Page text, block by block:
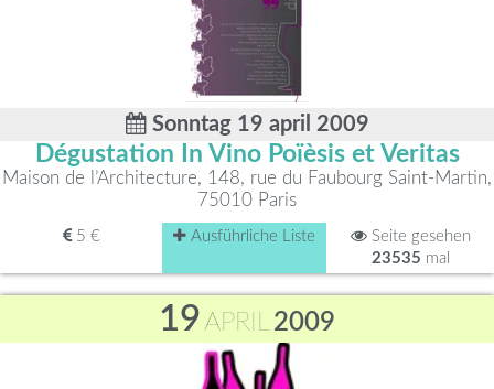
Sonntag 19 april 2009
Dégustation In Vino Poïèsis et Veritas
Maison de l’Architecture, 148, rue du Faubourg Saint-Martin,
75010 Paris
5 € Ausführliche Liste
Seite gesehen
23535 mal
19APRIL2009